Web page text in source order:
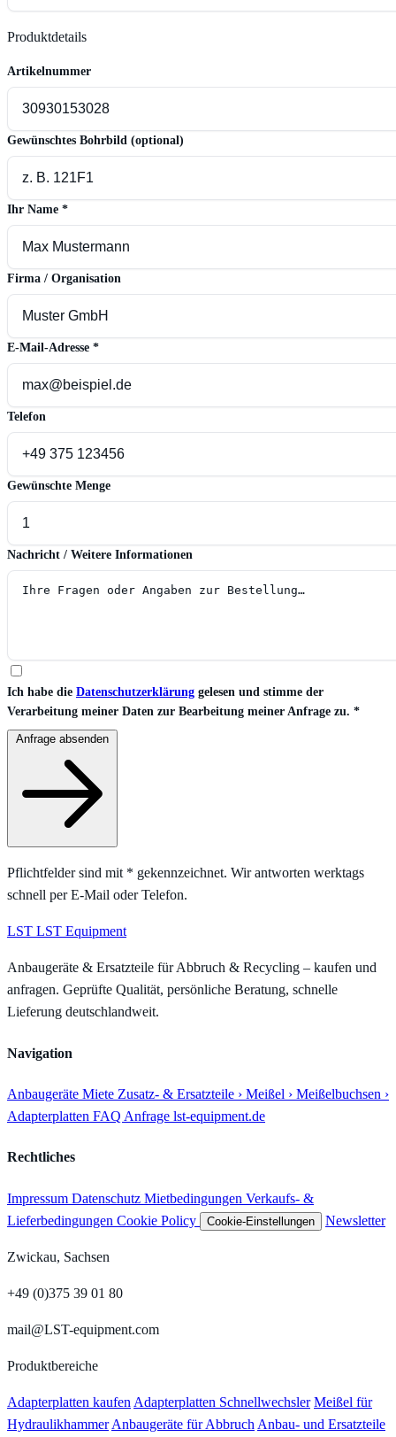
Produktdetails
Artikelnummer
Gewünschtes Bohrbild (optional)
Ihr Name *
Firma / Organisation
E-Mail-Adresse *
Telefon
Gewünschte Menge
Nachricht / Weitere Informationen
Ich habe die Datenschutzerklärung gelesen und stimme der
Verarbeitung meiner Daten zur Bearbeitung meiner Anfrage zu. *
Pflichtfelder sind mit * gekennzeichnet. Wir antworten werktags
schnell per E-Mail oder Telefon.
LST LST Equipment
Anbaugeräte & Ersatzteile für Abbruch & Recycling – kaufen und
anfragen. Geprüfte Qualität, persönliche Beratung, schnelle
Lieferung deutschlandweit.
Navigation
Anbaugeräte Miete Zusatz- & Ersatzteile › Meißel › Meißelbuchsen ›
Adapterplatten FAQ Anfrage lst-equipment.de
Rechtliches
Impressum Datenschutz Mietbedingungen Verkaufs- &
Lieferbedingungen Cookie Policy Cookie-Einstellungen Newsletter
Zwickau, Sachsen
+49 (0)375 39 01 80
mail@LST-equipment.com
Produktbereiche
Adapterplatten kaufen Adapterplatten Schnellwechsler Meißel für
Hydraulikhammer Anbaugeräte für Abbruch Anbau- und Ersatzteile